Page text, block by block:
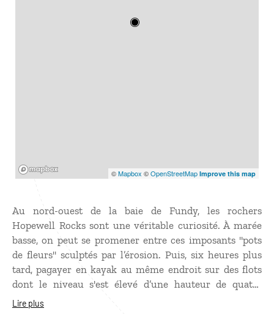
©Mapbox ©OpenStreetMap Improve this map
Au nord-ouest de la baie de Fundy, les rochers
Hopewell Rocks sont une véritable curiosité. À marée
basse, on peut se promener entre ces imposants "pots
de fleurs" sculptés par l’érosion. Puis, six heures plus
tard, pagayer en kayak au même endroit sur des flots
dont le niveau s'est élevé d’une hauteur de quatre
étages par la force de la marée.
Lire plus